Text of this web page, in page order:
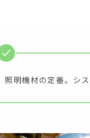
照明機材の定番。シ